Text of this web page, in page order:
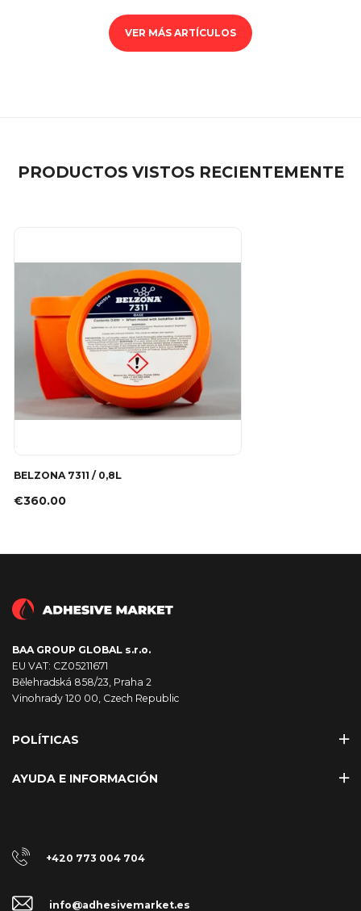
VER MÁS ARTÍCULOS
PRODUCTOS VISTOS RECIENTEMENTE
BELZONA 7311 / 0,8L
€360.00
BAA GROUP GLOBAL s.r.o.
EU VAT: CZ05211671
Bělehradská 858/23, Praha 2
Vinohrady 120 00, Czech Republic
POLÍTICAS
AYUDA E INFORMACIÓN
+420 773 004 704
info@adhesivemarket.es